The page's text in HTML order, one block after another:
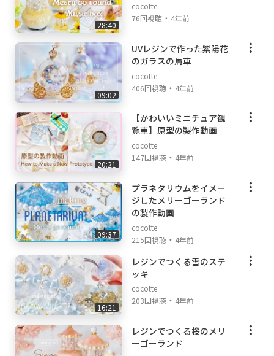
28:40
cocotte
76回視聴 ・ 4年前
09:02
UVレジンで作った紫陽花
のガラスの馬車
cocotte
406回視聴 ・ 4年前
20:21
【かわいいミニチュア観
覧車】原型の製作動画
cocotte
147回視聴 ・ 4年前
09:37
プラネタリウムをイメー
ジしたメリーゴーランド
の製作動画
cocotte
215回視聴 ・ 4年前
16:21
レジンでつくる雪のステ
ッキ
cocotte
203回視聴 ・ 4年前
レジンでつくる桜のメリ
ーゴーランド